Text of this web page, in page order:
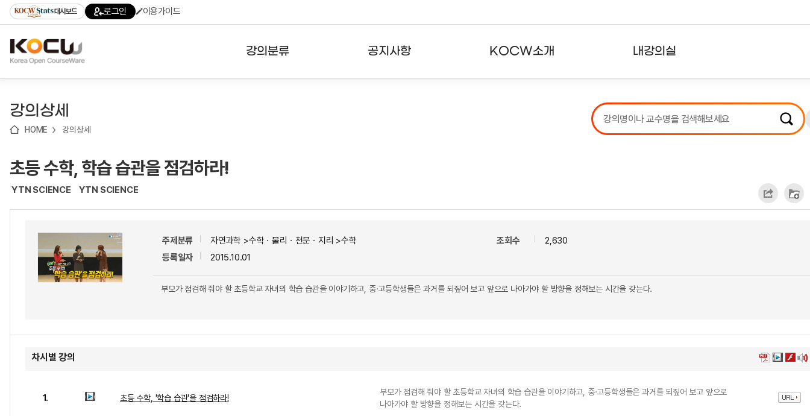
기
기
기
content)
가
대시보드 로그인 이용가이드
강의분류 공지사항 KOCW소개 내강의실
강의리스트
수강확인증강의
강의상세
HOME 강의상세
초등 수학, 학습 습관을 점검하라!
YTN SCIENCE YTN SCIENCE
주제분류
자연과학 >수학ㆍ물리ㆍ천문ㆍ지리 >수학
등록일자
2015.10.01
조회수 2,630
부모가 점검해 줘야 할 초등학교 자녀의 학습 습관을 이야기하고, 중·고등학생들은 과거를 되짚어 보고 앞으로 나아가야 할 방향을 정해보는 시간을 갖는다.
차시별 강의
1. 초등 수학, '학습 습관'을 점검하라!
부모가 점검해 줘야 할 초등학교 자녀의 학습 습관을 이야기하고, 중·고등학생들은 과거를 되짚어 보고 앞으로
나아가야 할 방향을 정해보는 시간을 갖는다.